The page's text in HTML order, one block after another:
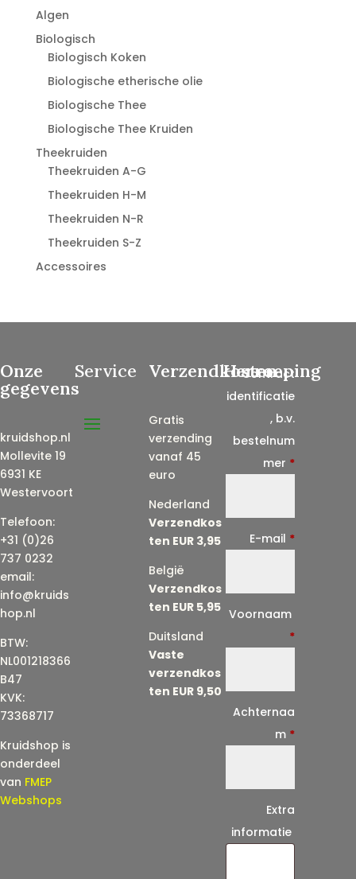
Algen
Biologisch
Biologisch Koken
Biologische etherische olie
Biologische Thee
Biologische Thee Kruiden
Theekruiden
Theekruiden A-G
Theekruiden H-M
Theekruiden N-R
Theekruiden S-Z
Accessoires
Onze
gegevens
kruidshop.nl
Mollevite 19
6931 KE
Westervoort
Telefoon:
+31 (0)26
737 0232
email:
info@kruids
hop.nl
BTW:
NL001218366
B47
KVK:
73368717
Kruidshop is
onderdeel
van FMEP
Webshops
Service Verzendkosten
Gratis
verzending
vanaf 45
euro
Nederland
Verzendkos
ten EUR 3,95
België
Verzendkos
ten EUR 5,95
Duitsland
Vaste
verzendkos
ten EUR 9,50
Herroeping
Contract
identificatie
, b.v.
bestelnum
mer *
E-mail *
Voornaam
*
Achternaa
m *
Extra
informatie